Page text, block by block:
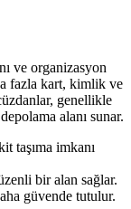
ve organizasyon
fazla kart, kimlik ve
genellikle
alanı sunar.
taşıma imkanı
bir alan sağlar.
güvende tutulur.